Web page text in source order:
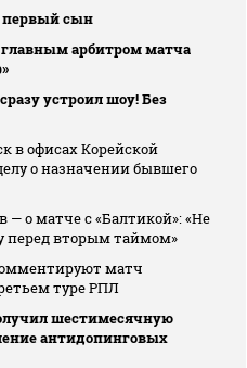
первый сын
арбитром матча
устроил шоу! Без
в офисах Корейской
о назначении бывшего
— о матче с «Балтикой»: «Не
перед вторым таймом»
матч
туре РПЛ
шестимесячную
антидопинговых